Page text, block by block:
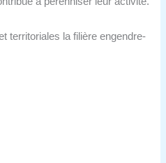
territoriales la filière engendre-